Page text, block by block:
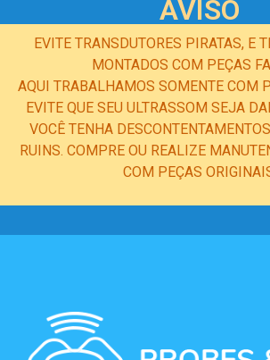
AVISO
EVITE TRANSDUTORES PIRATAS, E
MONTADOS COM PEÇAS
AQUI TRABALHAMOS SOMENTE COM
EVITE QUE SEU ULTRASSOM SEJA
VOCÊ TENHA
RUINS. COMPRE OU REALIZE
COM PEÇAS